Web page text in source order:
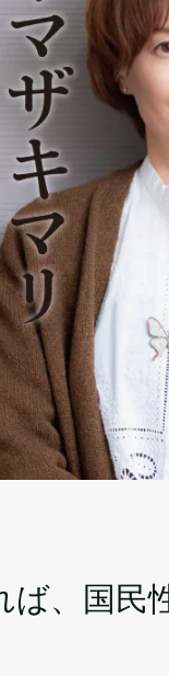
ば、国民